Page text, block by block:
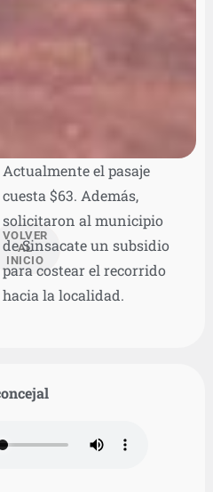
VOLVER
AL
INICIO
Actualmente el pasaje
cuesta $63. Además,
solicitaron al municipio
de Sinsacate un subsidio
para costear el recorrido
hacia la localidad.